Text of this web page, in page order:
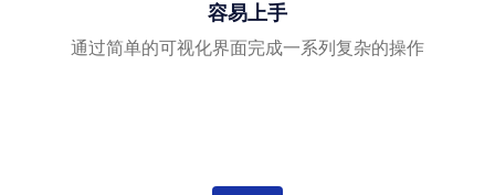
容易上手
通过简单的可视化界面完成一系列复杂的操作